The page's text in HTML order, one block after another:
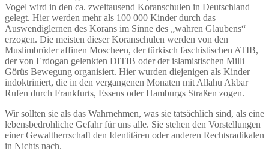
Vogel wird in den ca. zweitausend Koranschulen in Deutschland
gelegt. Hier werden mehr als 100 000 Kinder durch das
Auswendiglernen des Korans im Sinne des „wahren Glaubens“
erzogen. Die meisten dieser Koranschulen werden von den
Muslimbrüder affinen Moscheen, der türkisch faschistischen ATIB,
der von Erdogan gelenkten DITIB oder der islamistischen Milli
Görüs Bewegung organisiert. Hier wurden diejenigen als Kinder
indoktriniert, die in den vergangenen Monaten mit Allahu Akbar
Rufen durch Frankfurts, Essens oder Hamburgs Straßen zogen.
Wir sollten sie als das Wahrnehmen, was sie tatsächlich sind, als eine
lebensbedrohliche Gefahr für uns alle. Sie stehen den Vorstellungen
einer Gewaltherrschaft den Identitären oder anderen Rechtsradikalen
in Nichts nach.